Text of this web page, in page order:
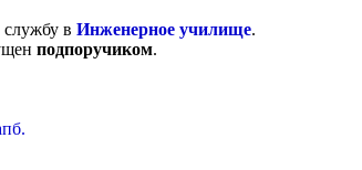
в Инженерное училище.
подпоручиком.